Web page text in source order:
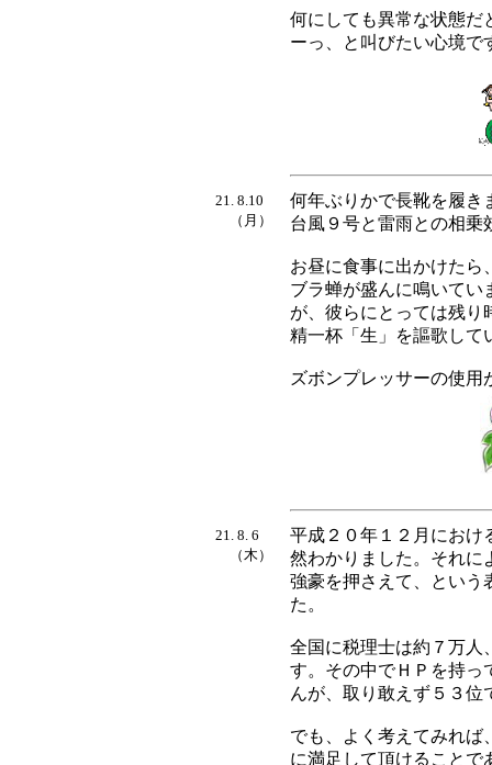
何にしても異常な状態だ
ーっ、と叫びたい心境で
21. 8.10
（月）
何年ぶりかで長靴を履き
台風９号と雷雨との相乗
お昼に食事に出かけたら
ブラ蝉が盛んに鳴いてい
が、彼らにとっては残り
精一杯「生」を謳歌して
ズボンプレッサーの使用
21. 8. 6
（木）
平成２０年１２月におけ
然わかりました。それに
強豪を押さえて、という
た。
全国に税理士は約７万人
す。その中でＨＰを持っ
んが、取り敢えず５３位
でも、よく考えてみれば
に満足して頂けることで